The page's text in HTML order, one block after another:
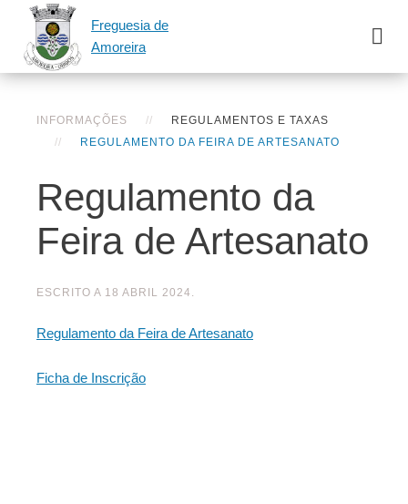
Freguesia de
Amoreira
INFORMAÇÕES
REGULAMENTOS E TAXAS
REGULAMENTO DA FEIRA DE ARTESANATO
Regulamento da
Feira de Artesanato
ESCRITO A 18 ABRIL 2024 .
Regulamento da Feira de Artesanato
Ficha de Inscrição